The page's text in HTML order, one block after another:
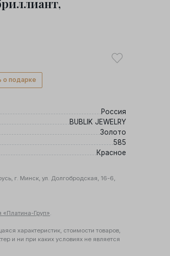
о подарке
Россия
BUBLIK JEWELRY
Золото
585
Красное
г. Минск, ул. Долгобродская, 16-6,
«Платина-Груп».
характеристик, стоимости товаров,
и ни при каких условиях не является